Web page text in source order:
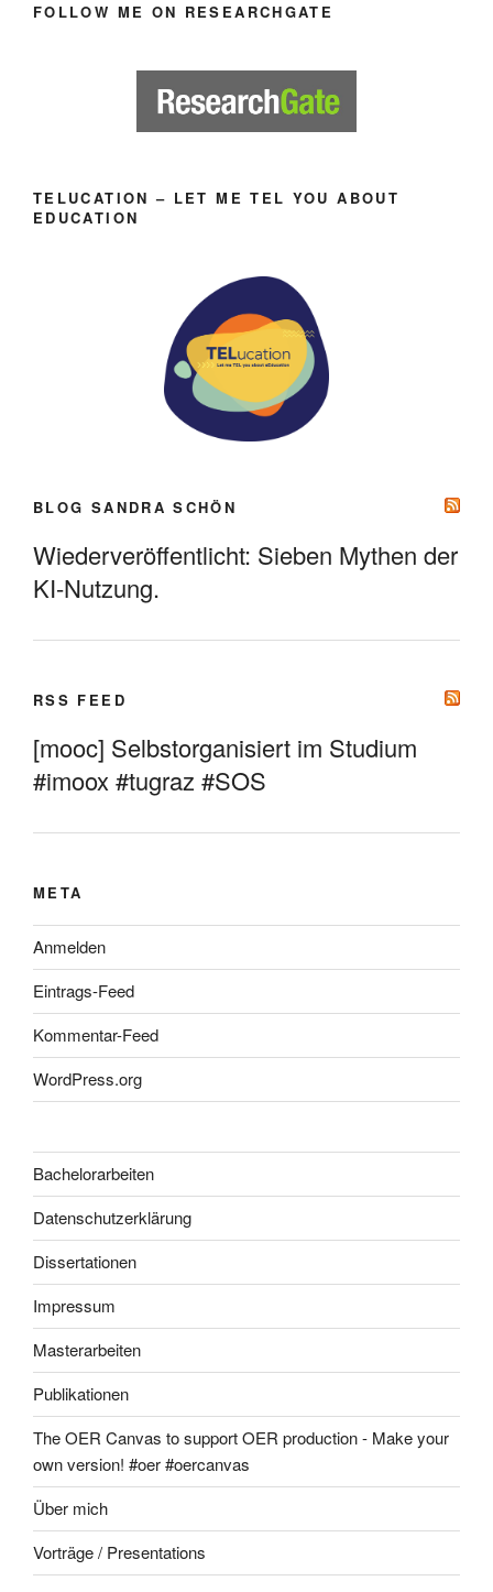
FOLLOW ME ON RESEARCHGATE
TELUCATION – LET ME TEL YOU ABOUT
EDUCATION
BLOG SANDRA SCHÖN
Wiederveröffentlicht: Sieben Mythen der
KI-Nutzung.
RSS FEED
[mooc] Selbstorganisiert im Studium
#imoox #tugraz #SOS
META
Anmelden
Eintrags-Feed
Kommentar-Feed
WordPress.org
Bachelorarbeiten
Datenschutzerklärung
Dissertationen
Impressum
Masterarbeiten
Publikationen
The OER Canvas to support OER production - Make your
own version! #oer #oercanvas
Über mich
Vorträge / Presentations